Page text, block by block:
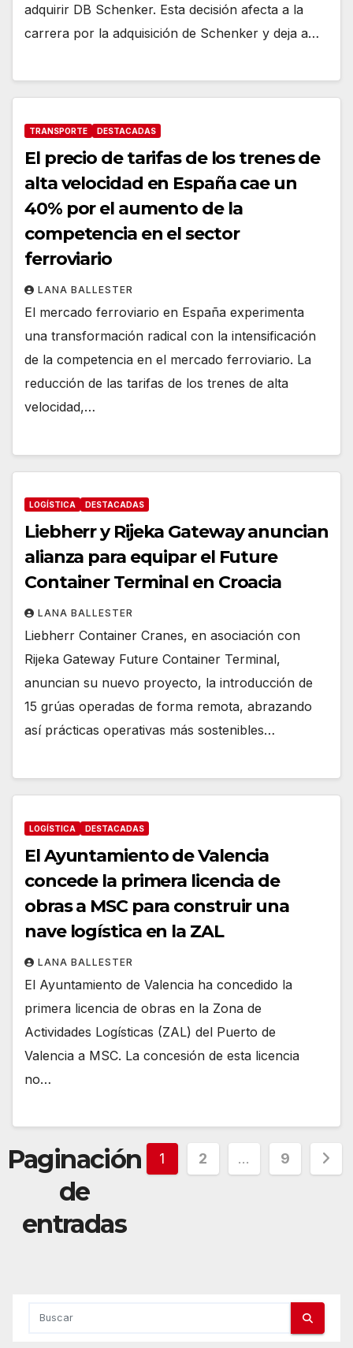
adquirir DB Schenker. Esta decisión afecta a la
carrera por la adquisición de Schenker y deja a…
TRANSPORTE DESTACADAS
El precio de tarifas de los trenes de
alta velocidad en España cae un
40% por el aumento de la
competencia en el sector
ferroviario
LANA BALLESTER
El mercado ferroviario en España experimenta
una transformación radical con la intensificación
de la competencia en el mercado ferroviario. La
reducción de las tarifas de los trenes de alta
velocidad,…
LOGÍSTICA DESTACADAS
Liebherr y Rijeka Gateway anuncian
alianza para equipar el Future
Container Terminal en Croacia
LANA BALLESTER
Liebherr Container Cranes, en asociación con
Rijeka Gateway Future Container Terminal,
anuncian su nuevo proyecto, la introducción de
15 grúas operadas de forma remota, abrazando
así prácticas operativas más sostenibles…
LOGÍSTICA DESTACADAS
El Ayuntamiento de Valencia
concede la primera licencia de
obras a MSC para construir una
nave logística en la ZAL
LANA BALLESTER
El Ayuntamiento de Valencia ha concedido la
primera licencia de obras en la Zona de
Actividades Logísticas (ZAL) del Puerto de
Valencia a MSC. La concesión de esta licencia
no…
Paginación
de
entradas
1 2 … 9